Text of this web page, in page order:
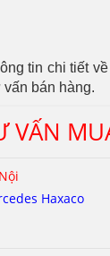
tin chi tiết
vấn bán hàng.
VẤN
Haxaco